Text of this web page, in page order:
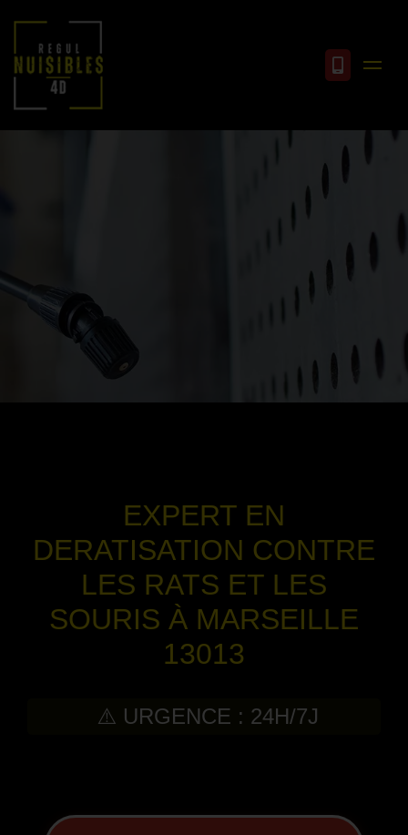
EXPERT EN
DERATISATION CONTRE
LES RATS ET LES
SOURIS À MARSEILLE
13013
⚠️ URGENCE : 24H/7J